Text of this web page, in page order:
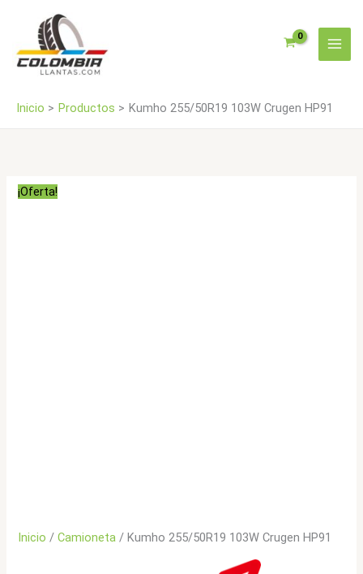
contenido
Inicio Productos Kumho 255/50R19 103W Crugen HP91
¡Oferta!
Inicio /Camioneta / Kumho 255/50R19 103W Crugen HP91
cantidad